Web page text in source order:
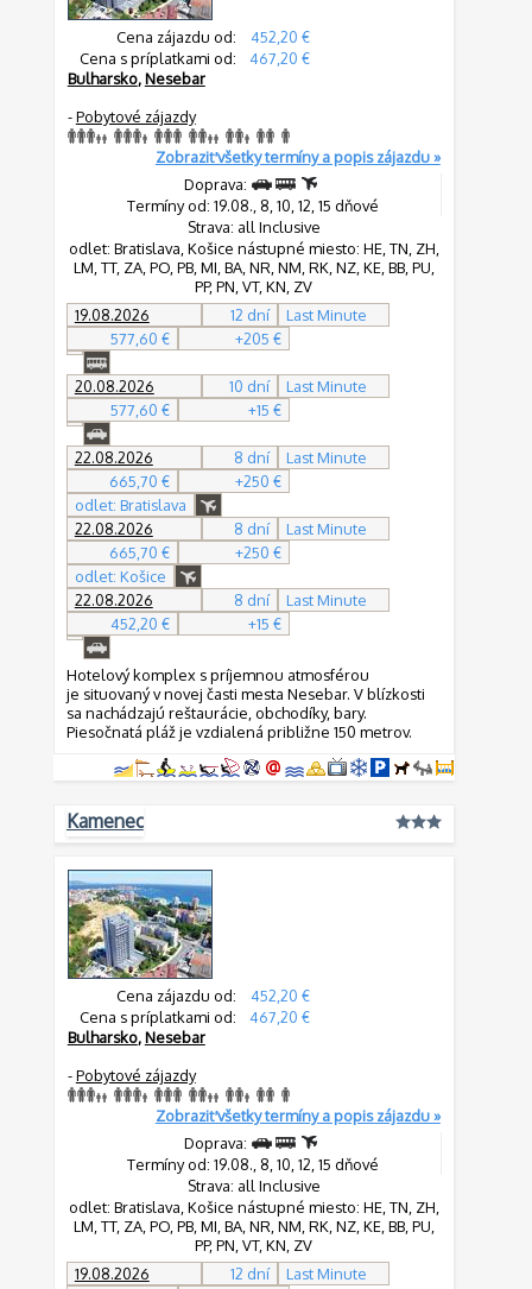
Cena zájazdu od:
452,20 €
Cena s príplatkami od:
467,20 €
Bulharsko,Nesebar
-Pobytové zájazdy
Zobraziť všetky termíny a popis zájazdu »
Doprava:
Termíny od: 19.08., 8, 10, 12, 15 dňové
Strava: all Inclusive
odlet: Bratislava, Košice nástupné miesto: HE, TN, ZH,
LM, TT, ZA, PO, PB, MI, BA, NR, NM, RK, NZ, KE, BB, PU,
PP, PN, VT, KN, ZV
19.08.2026
12 dní
Last Minute
577,60 €
+205 €
20.08.2026 10 dní
Last Minute
577,60 €
+15 €
22.08.2026 8 dní
Last Minute
665,70 €
+250 €
odlet: Bratislava
22.08.2026
8 dní
Last Minute
665,70 €
+250 €
odlet: Košice
22.08.2026
8 dní
Last Minute
452,20 €
+15 €
Hotelový komplex s príjemnou atmosférou
je situovaný v novej časti mesta Nesebar. V blízkosti
sa nachádzajú reštaurácie, obchodíky, bary.
Piesočnatá pláž je vzdialená približne 150 metrov.
Kamenec
Cena zájazdu od:
452,20 €
Cena s príplatkami od:
467,20 €
Bulharsko,Nesebar
-Pobytové zájazdy
Zobraziť všetky termíny a popis zájazdu »
Doprava:
Termíny od: 19.08., 8, 10, 12, 15 dňové
Strava: all Inclusive
odlet: Bratislava, Košice nástupné miesto: HE, TN, ZH,
LM, TT, ZA, PO, PB, MI, BA, NR, NM, RK, NZ, KE, BB, PU,
PP, PN, VT, KN, ZV
19.08.2026
12 dní
Last Minute